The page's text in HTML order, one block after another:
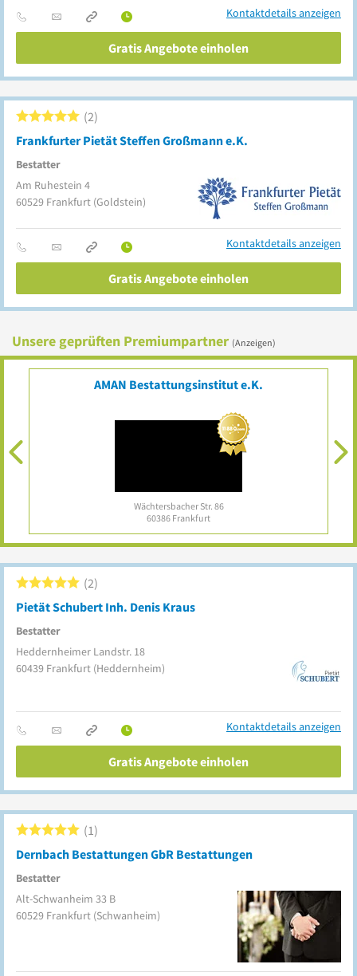
Kontaktdetails anzeigen
Gratis Angebote einholen
Frankfurter Pietät Steffen Großmann e.K.
Bestatter
2
Am Ruhestein 4
60529 Frankfurt (Goldstein)
Kontaktdetails anzeigen
Gratis Angebote einholen
Unsere geprüften Premiumpartner (Anzeigen)
AMAN Bestattungsinstitut e.K.
Wächtersbacher Str. 86
60386 Frankfurt
Pietät Schubert Inh. Denis Kraus
Bestatter
2
Heddernheimer Landstr. 18
60439 Frankfurt (Heddernheim)
Kontaktdetails anzeigen
Gratis Angebote einholen
Dernbach Bestattungen GbR Bestattungen
Bestatter
1
Alt-Schwanheim 33 B
60529 Frankfurt (Schwanheim)